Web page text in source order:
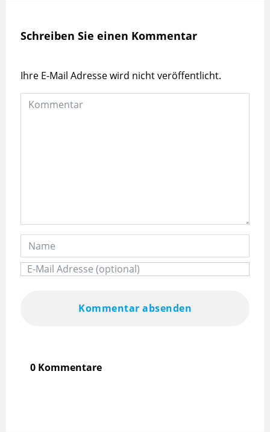
Schreiben Sie einen Kommentar
Ihre E-Mail Adresse wird nicht veröffentlicht.
Kommentar absenden
0 Kommentare